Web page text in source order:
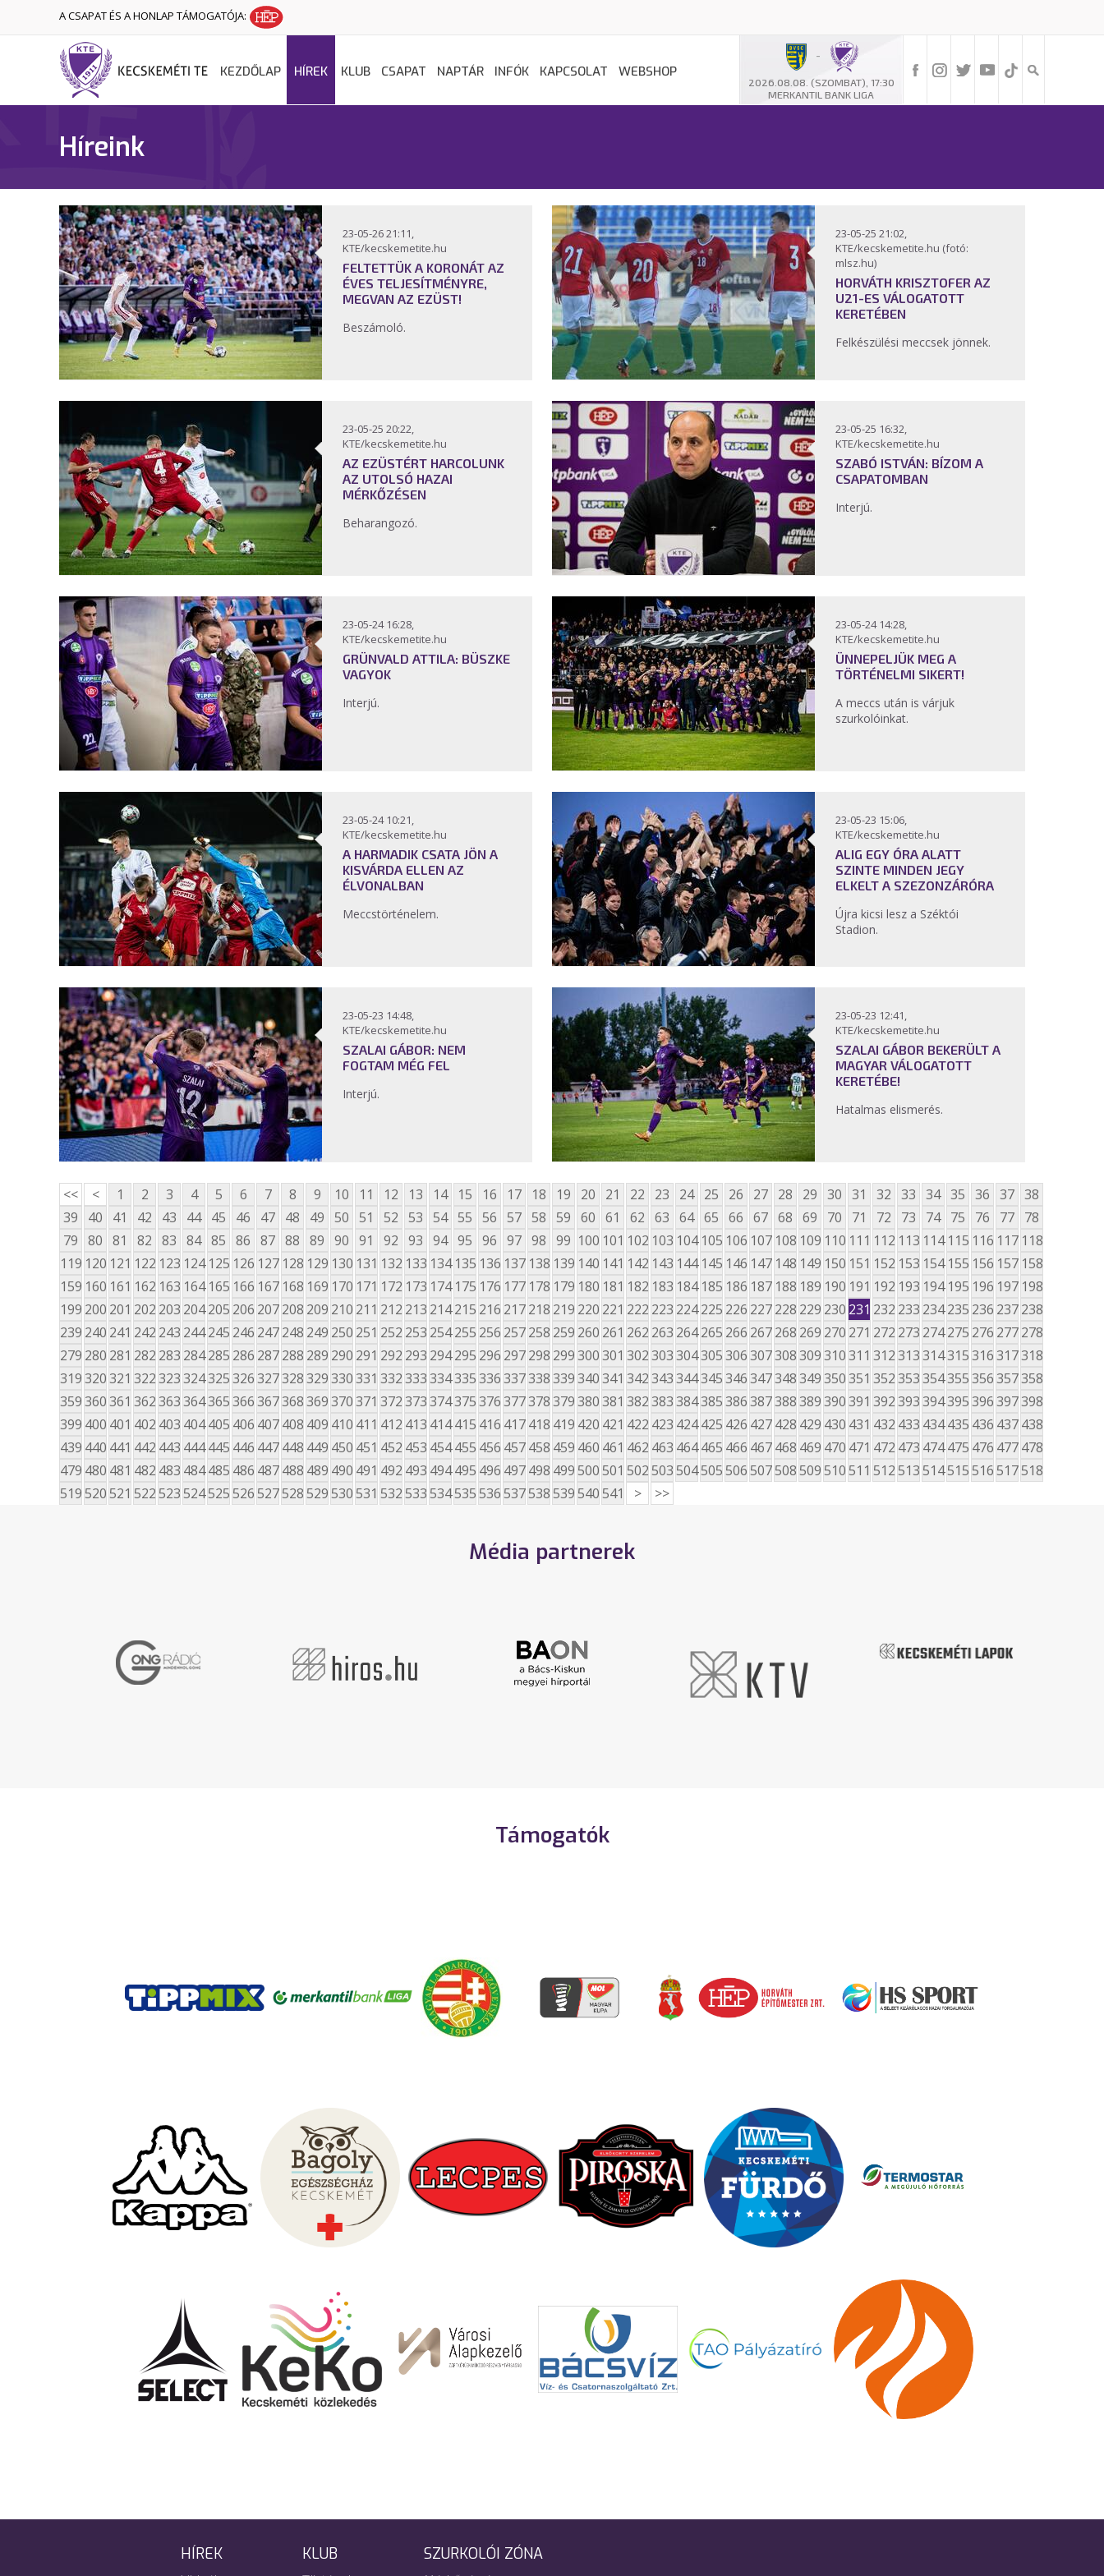
A CSAPAT ÉS A HONLAP TÁMOGATÓJA:
-
2026.08.08. (SZOMBAT), 17:30
MERKANTIL BANK LIGA
KEZDŐLAP HÍREK KLUB CSAPAT NAPTÁR INFÓK KAPCSOLAT WEBSHOP
Híreink
23-05-26 21:11,
KTE/kecskemetite.hu
FELTETTÜK A KORONÁT AZ
ÉVES TELJESÍTMÉNYRE,
MEGVAN AZ EZÜST!
Beszámoló.
23-05-25 21:02,
KTE/kecskemetite.hu (fotó:
mlsz.hu)
HORVÁTH KRISZTOFER AZ
U21-ES VÁLOGATOTT
KERETÉBEN
Felkészülési meccsek jönnek.
23-05-25 20:22,
KTE/kecskemetite.hu
AZ EZÜSTÉRT HARCOLUNK
AZ UTOLSÓ HAZAI
MÉRKŐZÉSEN
Beharangozó.
23-05-25 16:32,
KTE/kecskemetite.hu
SZABÓ ISTVÁN: BÍZOM A
CSAPATOMBAN
Interjú.
23-05-24 16:28,
KTE/kecskemetite.hu
GRÜNVALD ATTILA: BÜSZKE
VAGYOK
Interjú.
23-05-24 14:28,
KTE/kecskemetite.hu
ÜNNEPELJÜK MEG A
TÖRTÉNELMI SIKERT!
A meccs után is várjuk
szurkolóinkat.
23-05-24 10:21,
KTE/kecskemetite.hu
A HARMADIK CSATA JÖN A
KISVÁRDA ELLEN AZ
ÉLVONALBAN
Meccstörténelem.
23-05-23 15:06,
KTE/kecskemetite.hu
ALIG EGY ÓRA ALATT
SZINTE MINDEN JEGY
ELKELT A SZEZONZÁRÓRA
Újra kicsi lesz a Széktói
Stadion.
23-05-23 14:48,
KTE/kecskemetite.hu
SZALAI GÁBOR: NEM
FOGTAM MÉG FEL
Interjú.
23-05-23 12:41,
KTE/kecskemetite.hu
SZALAI GÁBOR BEKERÜLT A
MAGYAR VÁLOGATOTT
KERETÉBE!
Hatalmas elismerés.
<< < 1 2 3 4 5 6 7 8 9 10 11 12 13 14 15 16 17 18 19 20 21 22 23 24 25 26 27 28 29 30 31 32 33 34 35 36 37 38
39
40 41 42 43 44 45 46 47 48 49 50 51 52 53 54 55 56 57 58 59 60 61 62 63 64 65 66 67 68 69 70 71 72 73 74 75 76 77 78
79 80 81 82 83 84 85 86 87 88 89 90 91 92 93 94 95 96 97 98 99 100 101 102 103 104 105 106 107 108 109 110 111 112 113 114 115 116 117 118
119 120 121 122 123 124 125 126 127 128 129 130 131 132 133 134 135 136 137 138 139 140 141 142 143 144 145 146 147 148 149 150 151 152 153 154 155 156 157 158
159 160 161 162 163 164 165 166 167 168 169 170 171 172 173 174 175 176 177 178 179 180 181 182 183 184 185 186 187 188 189 190 191 192 193 194 195 196 197 198
199 200 201 202 203 204205 206 207208 209 210 211 212 213 214215 216 217218 219 220 221 222 223 224225 226 227228 229 230 231 232 233 234235 236 237238
239 240 241 242 243 244245 246 247248 249 250 251 252 253 254255 256 257258 259 260 261 262 263 264265 266 267268 269 270 271 272 273 274275 276 277278
279 280 281 282 283 284285 286 287288 289 290 291 292 293 294295 296 297298 299300301 302303304305306307308309310311 312313314315316317318
319320321 322323324325326327328329330331 332333334335336337338339340341 342343344345346347348349350351 352353354355356357358
359360361 362363364365366367368369370371 372373374375376377378379380381 382383384385386387388389390391 392393394395396397398
399 400 401 402 403 404405 406 407408 409 410 411 412 413 414415 416 417418 419 420 421 422 423 424425 426 427428 429 430 431 432 433 434435 436 437438
439 440 441 442 443 444445 446 447448 449 450 451 452 453 454455 456 457458 459 460 461 462 463 464465 466 467468 469 470 471 472 473 474475 476 477478
479 480 481 482 483 484485 486 487488 489 490 491 492 493 494495 496 497498 499500501 502503504505506507508509510511 512513514515516517518
519520521 522523524525526527528529530531 532533534535536537538539540541 > >>
Média partnerek
Támogatók
HÍREK KLUB SZURKOLÓI ZÓNA